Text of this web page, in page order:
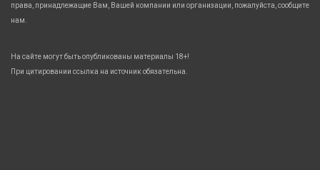
права, принадлежащие Вам, Вашей компании или организации, пожалуйста, сообщите
нам.
На сайте могут быть опубликованы материалы 18+!
При цитировании ссылка на источник обязательна.